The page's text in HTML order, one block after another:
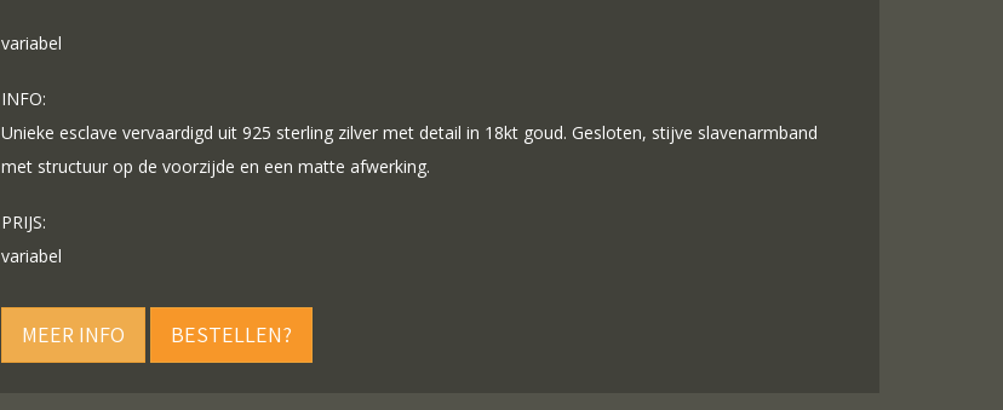
variabel
INFO:
Unieke esclave vervaardigd uit 925 sterling zilver met detail in 18kt goud. Gesloten, stijve slavenarmband
met structuur op de voorzijde en een matte afwerking.
PRIJS:
variabel
MEER INFO BESTELLEN?